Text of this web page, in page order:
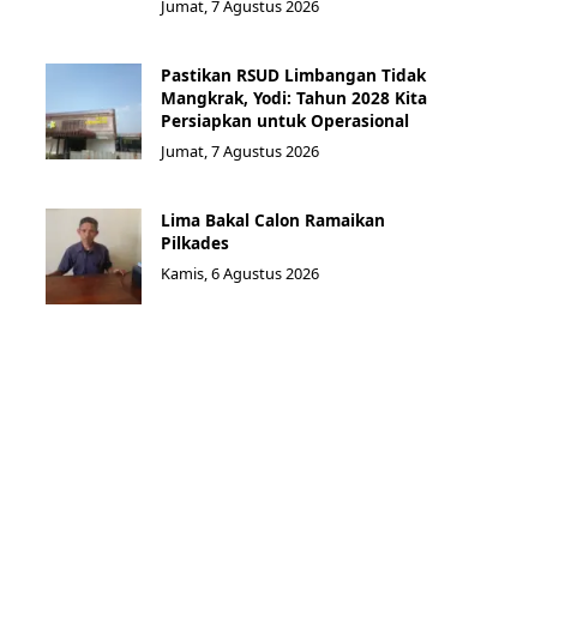
Jumat, 7 Agustus 2026
Pastikan RSUD Limbangan Tidak
Mangkrak, Yodi: Tahun 2028 Kita
Persiapkan untuk Operasional
Jumat, 7 Agustus 2026
Lima Bakal Calon Ramaikan
Pilkades
Kamis, 6 Agustus 2026